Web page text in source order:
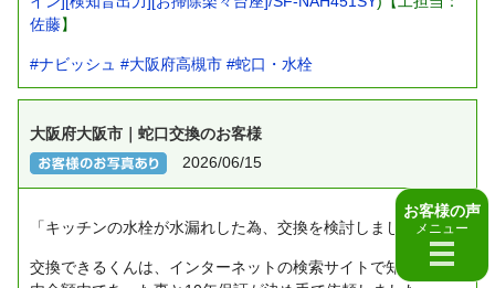
佐藤】
#ナビッシュ #大阪府高槻市 #蛇口・水栓
大阪府大阪市｜蛇口交換のお客様
2026/06/15
「キッチンの水栓が水漏れした為、交換を検討しました。
交換できるくんは、インターネットの検索サイトで知り、予算
お客様の声
メニュー